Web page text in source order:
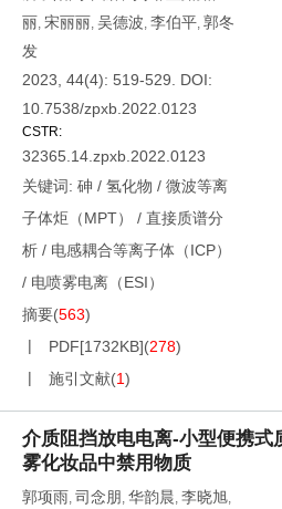
丽, 宋丽丽, 吴德波, 李伯平, 郭冬
发
2023, 44(4): 519-529.
DOI:
10.7538/zpxb.2022.0123
CSTR:
32365.14.zpxb.2022.0123
关键词: 砷 / 氢化物 / 微波等离
子体炬（MPT）
/ 直接质谱分
析 / 电感耦合等离子体（ICP）
/ 电喷雾电离（ESI）
摘要(563)
PDF[1732KB](278)
施引文献(1)
介质阻挡放电电离-小型便携式
雾化妆品中禁用物质
郭项雨, 司念朋, 华韵晨, 李晓旭,